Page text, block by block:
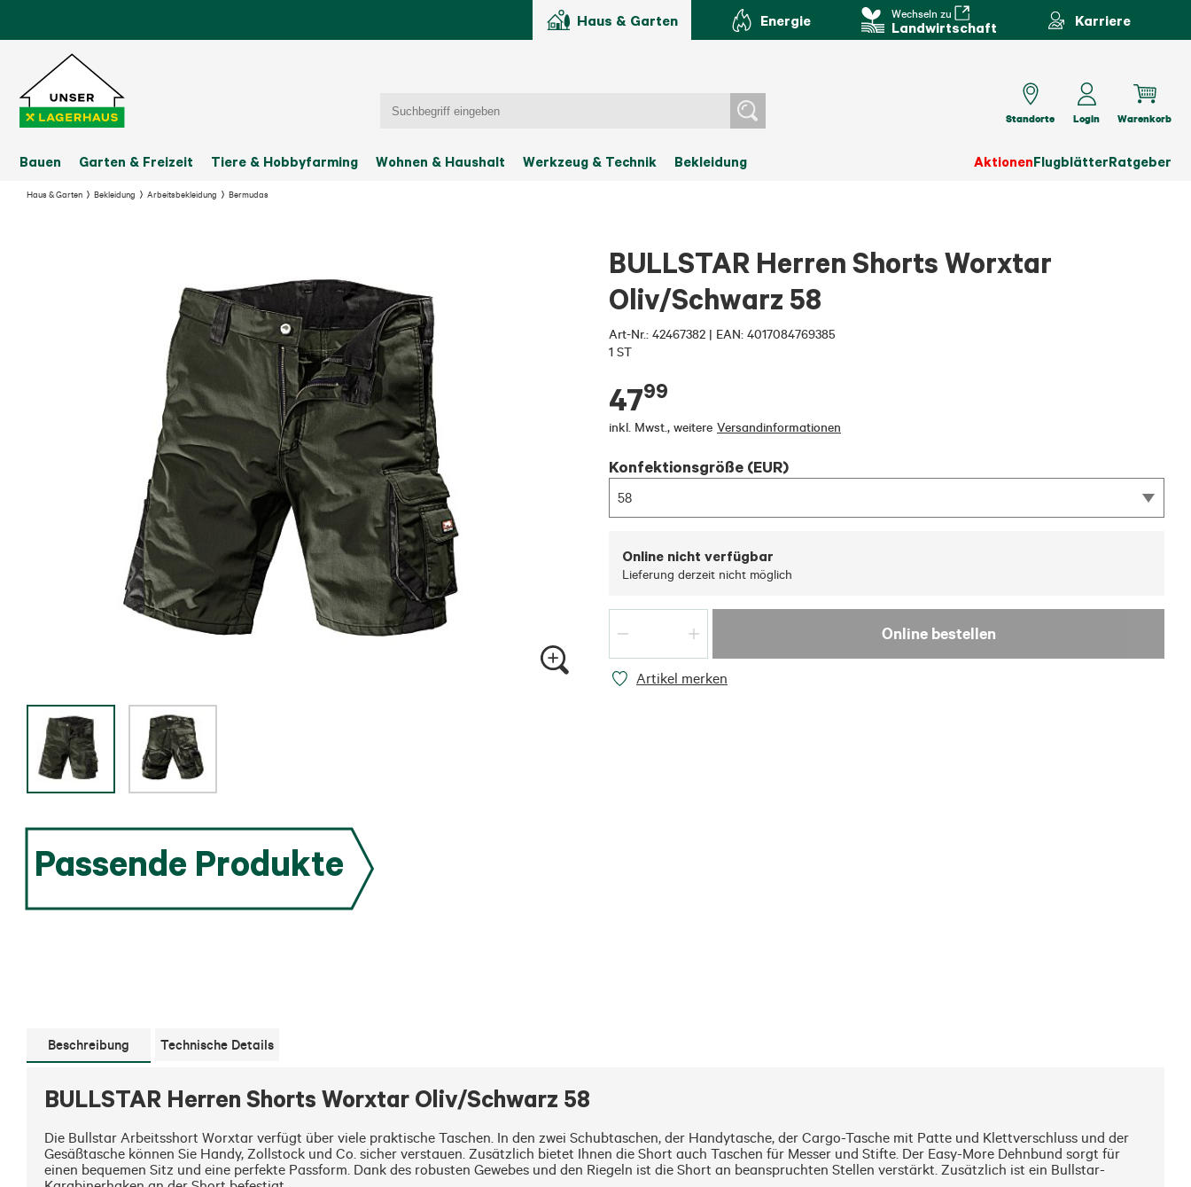
Haus & Garten Energie Wechseln zu
Landwirtschaft Karriere
Bauen Garten & Freizeit Tiere & Hobbyfarming Wohnen & Haushalt Werkzeug & Technik Bekleidung AktionenFlugblätterRatgeber
Standorte Login Warenkorb
Haus & Garten Bekleidung Arbeitsbekleidung Bermudas
BULLSTAR Herren Shorts Worxtar
Oliv/Schwarz 58
Art-Nr.: 42467382 | EAN: 4017084769385
1 ST
4799
inkl. Mwst., weitere Versandinformationen
Konfektionsgröße (EUR)
58
Online nicht verfügbar
Lieferung derzeit nicht möglich
Online bestellen
Artikel merken
Passende Produkte
Beschreibung Technische Details
BULLSTAR Herren Shorts Worxtar Oliv/Schwarz 58
Die Bullstar Arbeitsshort Worxtar verfügt über viele praktische Taschen. In den zwei Schubtaschen, der Handytasche, der Cargo-Tasche mit Patte und Klettverschluss und der
Gesäßtasche können Sie Handy, Zollstock und Co. sicher verstauen. Zusätzlich bietet Ihnen die Short auch Taschen für Messer und Stifte. Der Easy-More Dehnbund sorgt für
einen bequemen Sitz und eine perfekte Passform. Dank des robusten Gewebes und den Riegeln ist die Short an beanspruchten Stellen verstärkt. Zusätzlich ist ein Bullstar-